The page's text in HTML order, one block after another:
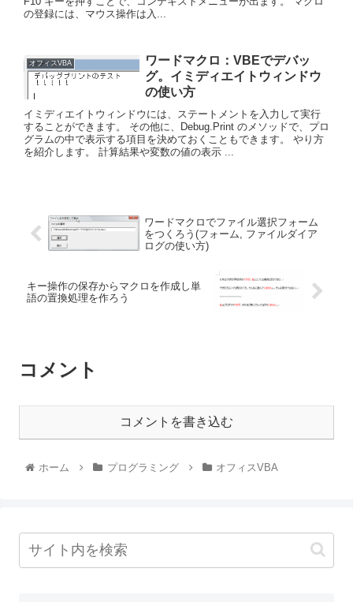
の登録には、マウス操作は入...
オフィスVBA
ワードマクロ：VBEでデバッ
グ。イミディエイトウィンドウ
の使い方
イミディエイトウィンドウには、ステートメントを入力して実行
することができます。 その他に、Debug.Print のメソッドで、プロ
グラムの中で表示する項目を決めておくこともできます。 やり方
を紹介します。 計算結果や変数の値の表示 ...
ワードマクロでファイル選択フォーム
をつくろう(フォーム, ファイルダイア
ログの使い方)
キー操作の保存からマクロを作成し単
語の置換処理を作ろう
コメント
コメントを書き込む
ホーム プログラミング オフィスVBA